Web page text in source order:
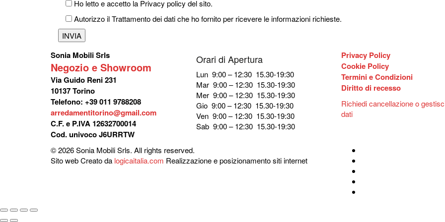
Ho letto e accetto la Privacy policy del sito.
Autorizzo il Trattamento dei dati che ho fornito per ricevere le informazioni richieste.
Sonia Mobili Srls
Negozio e Showroom
Via Guido Reni 231
10137 Torino
Telefono: +39 011 9788208
arredamentitorino@gmail.com
C.F. e P.IVA 12632700014
Cod. univoco J6URRTW
Orari di Apertura
Lun 9:00 – 12:30 15.30-19:30
Mar 9:00 – 12:30 15.30-19:30
Mer 9:00 – 12:30 15.30-19:30
Gio 9:00 – 12:30 15.30-19:30
Ven 9:00 – 12:30 15.30-19:30
Sab 9:00 – 12:30 15.30-19:30
Privacy Policy
Cookie Policy
Termini e Condizioni
Diritto di recesso
Richiedi cancellazione o
dati
© 2026 Sonia Mobili Srls. All rights reserved.
Sito web Creato da logicaitalia.com Realizzazione e posizionamento siti internet